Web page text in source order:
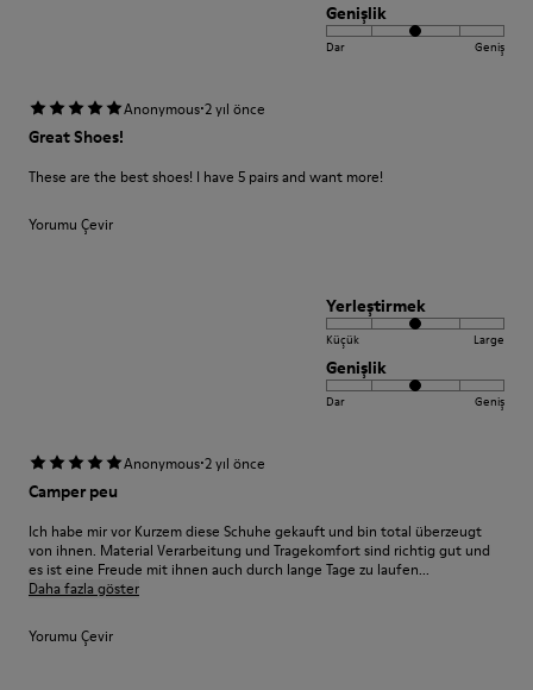
Genişlik
Dar Geniş
Anonymous·2 yıl önce
Great Shoes!
These are the best shoes! I have 5 pairs and want more!
Yorumu Çevir
Yerleştirmek
Küçük Large
Genişlik
Dar Geniş
Anonymous·2 yıl önce
Camper peu
Ich habe mir vor Kurzem diese Schuhe gekauft und bin total überzeugt
von ihnen. Material Verarbeitung und Tragekomfort sind richtig gut und
es ist eine Freude mit ihnen auch durch lange Tage zu laufen...
Daha fazla göster
Yorumu Çevir